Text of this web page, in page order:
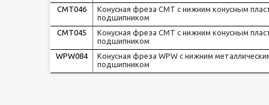
CMT046
Конусная фреза CMT с нижним конусным
подшипником
CMT045
Конусная фреза CMT с нижним конусным
подшипником
WPW084
Конусная фреза WPW с нижним
подшипником